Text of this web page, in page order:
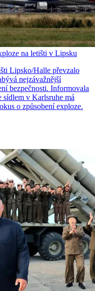
na letišti v Lipsku
Lipsko/Halle převzalo
nejzávažnější
bezpečnosti. Informovala
sídlem v Karlsruhe má
o způsobení exploze.